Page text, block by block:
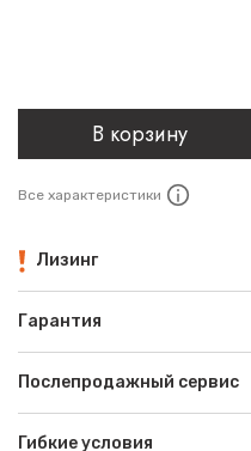
В корзину
Все характеристики
Лизинг
Гарантия
Послепродажный сервис
Гибкие условия